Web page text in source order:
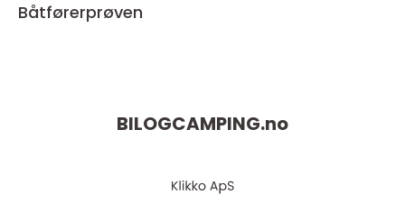
Båtførerprøven
BILOGCAMPING.no